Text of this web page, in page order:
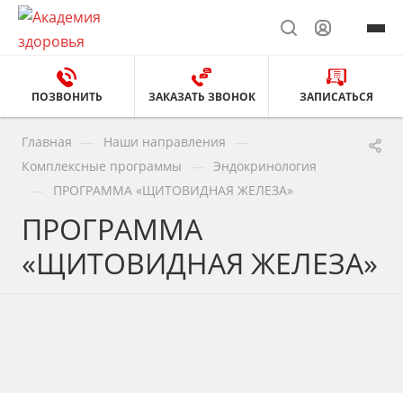
ПОЗВОНИТЬ ЗАКАЗАТЬ ЗВОНОК ЗАПИСАТЬСЯ
Главная Наши направления
Комплексные программы Эндокринология
ПРОГРАММА «ЩИТОВИДНАЯ ЖЕЛЕЗА»
ПРОГРАММА
«ЩИТОВИДНАЯ ЖЕЛЕЗА»